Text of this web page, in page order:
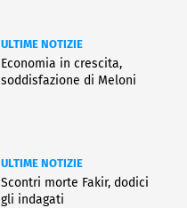
ULTIME NOTIZIE
Economia in crescita,
soddisfazione di Meloni
ULTIME NOTIZIE
Scontri morte Fakir, dodici
gli indagati